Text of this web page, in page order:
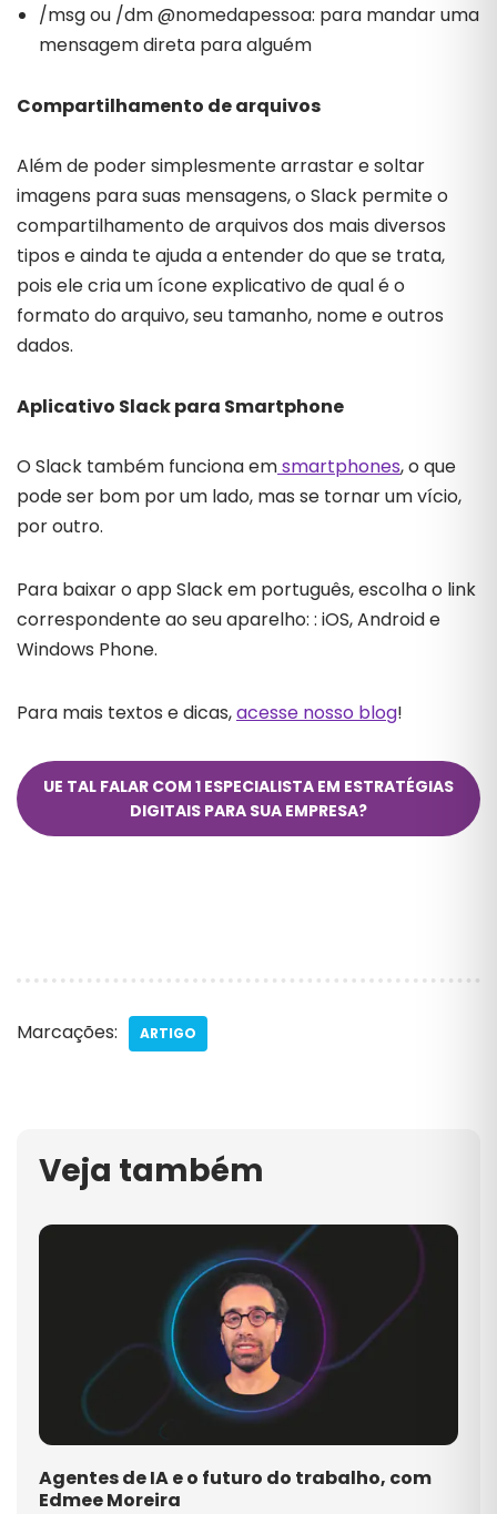
/msg ou /dm @nomedapessoa: para mandar uma
mensagem direta para alguém
Compartilhamento de arquivos
Além de poder simplesmente arrastar e soltar
imagens para suas mensagens, o Slack permite o
compartilhamento de arquivos dos mais diversos
tipos e ainda te ajuda a entender do que se trata,
pois ele cria um ícone explicativo de qual é o
formato do arquivo, seu tamanho, nome e outros
dados.
Aplicativo Slack para Smartphone
O Slack também funciona emsmartphones, o que
pode ser bom por um lado, mas se tornar um vício,
por outro.
Para baixar o app Slack em português, escolha o link
correspondente ao seu aparelho: : iOS, Android e
Windows Phone.
Para mais textos e dicas,acesse nosso blog!
UE TAL FALAR COM 1 ESPECIALISTA EM ESTRATÉGIAS
DIGITAIS PARA SUA EMPRESA?
Marcações: ARTIGO
Veja também
Agentes de IA e o futuro do trabalho, com
Edmee Moreira